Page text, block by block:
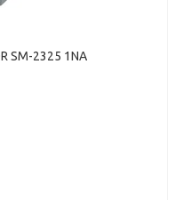
SM-2325 1NA